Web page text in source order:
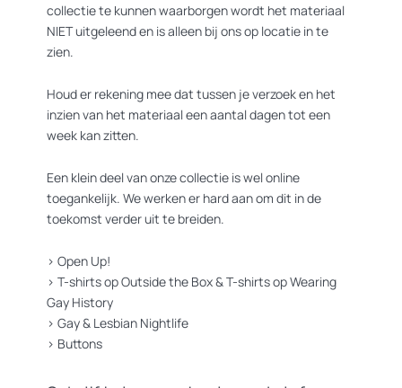
collectie te kunnen waarborgen wordt het materiaal
NIET uitgeleend en is alleen bij ons op locatie in te
zien.
Houd er rekening mee dat tussen je verzoek en het
inzien van het materiaal een aantal dagen tot een
week kan zitten.
Een klein deel van onze collectie is wel online
toegankelijk. We werken er hard aan om dit in de
toekomst verder uit te breiden.
> Open Up!
> T-shirts op Outside the Box&T-shirts op Wearing
Gay History
> Gay & Lesbian Nightlife
> Buttons